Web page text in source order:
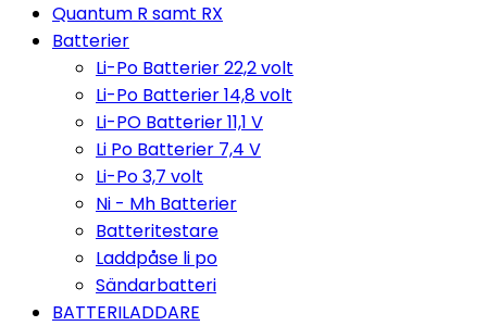
Quantum R samt RX
Batterier
Li-Po Batterier 22,2 volt
Li-Po Batterier 14,8 volt
Li-PO Batterier 11,1 V
Li Po Batterier 7,4 V
Li-Po 3,7 volt
Ni - Mh Batterier
Batteritestare
Laddpåse li po
Sändarbatteri
BATTERILADDARE